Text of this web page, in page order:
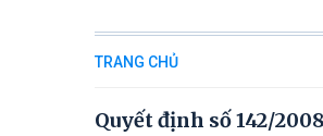
TRANG CHỦ
Quyết định số 142/